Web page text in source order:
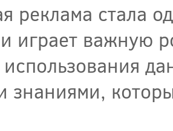
реклама стала
играет важную
знаниями,